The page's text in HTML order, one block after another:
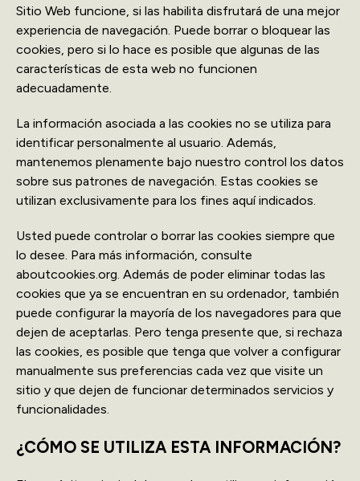
Sitio Web funcione, si las habilita disfrutará de una mejor
experiencia de navegación. Puede borrar o bloquear las
cookies, pero si lo hace es posible que algunas de las
características de esta web no funcionen
adecuadamente.
La información asociada a las cookies no se utiliza para
identificar personalmente al usuario. Además,
mantenemos plenamente bajo nuestro control los datos
sobre sus patrones de navegación. Estas cookies se
utilizan exclusivamente para los fines aquí indicados.
Usted puede controlar o borrar las cookies siempre que
lo desee. Para más información, consulte
aboutcookies.org. Además de poder eliminar todas las
cookies que ya se encuentran en su ordenador, también
puede configurar la mayoría de los navegadores para que
dejen de aceptarlas. Pero tenga presente que, si rechaza
las cookies, es posible que tenga que volver a configurar
manualmente sus preferencias cada vez que visite un
sitio y que dejen de funcionar determinados servicios y
funcionalidades.
¿CÓMO SE UTILIZA ESTA INFORMACIÓN?